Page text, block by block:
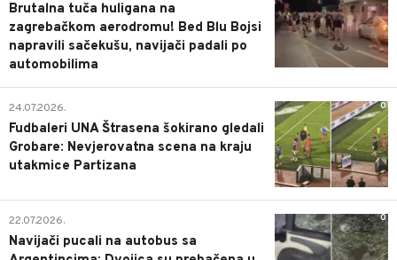
Brutalna tuča huligana na
zagrebačkom aerodromu! Bed Blu Bojsi
napravili sačekušu, navijači padali po
automobilima
0
24.07.2026.
Fudbaleri UNA Štrasena šokirano gledali
Grobare: Nevjerovatna scena na kraju
utakmice Partizana
0
22.07.2026.
Navijači pucali na autobus sa